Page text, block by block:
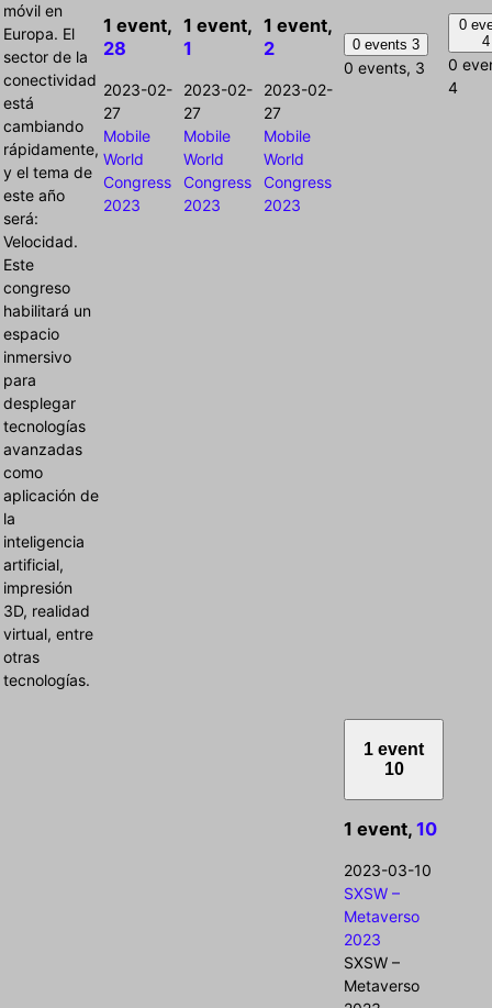
móvil en
Europa. El
sector de la
conectividad
está
cambiando
rápidamente,
y el tema de
este año
será:
Velocidad.
Este
congreso
habilitará un
espacio
inmersivo
para
desplegar
tecnologías
avanzadas
como
aplicación de
la
inteligencia
artificial,
impresión
3D, realidad
virtual, entre
otras
tecnologías.
1 event,
28
2023-02-
27
Mobile
World
Congress
2023
1 event,
1
2023-02-
27
Mobile
World
Congress
2023
1 event,
2
2023-02-
27
Mobile
World
Congress
2023
0 events 3
0 events, 3
0
4
0
4
1 event
10
1 event, 10
2023-03-10
SXSW –
Metaverso
2023
SXSW –
Metaverso